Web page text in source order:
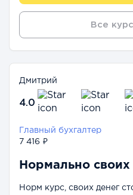
Все
Дмитрий
4.0
Главный бухгалтер
7 416 ₽
Нормально своих
Норм курс, своих денег